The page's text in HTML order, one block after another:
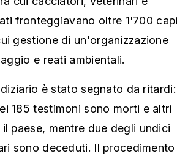
fronteggiavano oltre 1'700 capi
gestione di un'organizzazione
e reati ambientali.
è stato segnato da ritardi:
185 testimoni sono morti e altri
paese, mentre due degli undici
sono deceduti. Il procedimento